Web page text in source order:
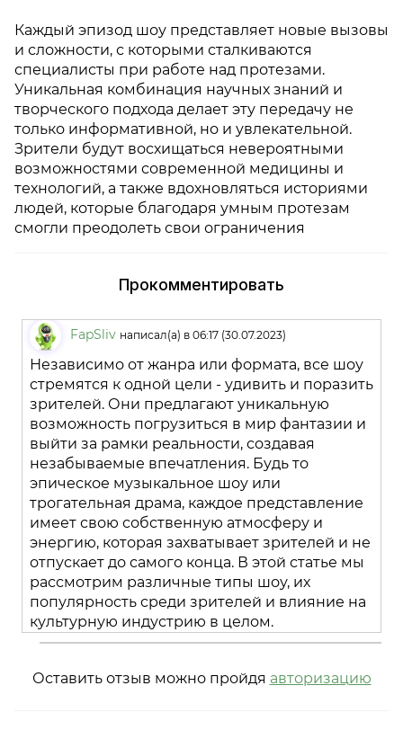
Каждый эпизод шоу представляет новые вызовы
и сложности, с которыми сталкиваются
специалисты при работе над протезами.
Уникальная комбинация научных знаний и
творческого подхода делает эту передачу не
только информативной, но и увлекательной.
Зрители будут восхищаться невероятными
возможностями современной медицины и
технологий, а также вдохновляться историями
людей, которые благодаря умным протезам
смогли преодолеть свои ограничения
Прокомментировать
FapSliv написал(а) в 06:17 (30.07.2023)
Независимо от жанра или формата, все шоу
стремятся к одной цели - удивить и поразить
зрителей. Они предлагают уникальную
возможность погрузиться в мир фантазии и
выйти за рамки реальности, создавая
незабываемые впечатления. Будь то
эпическое музыкальное шоу или
трогательная драма, каждое представление
имеет свою собственную атмосферу и
энергию, которая захватывает зрителей и не
отпускает до самого конца. В этой статье мы
рассмотрим различные типы шоу, их
популярность среди зрителей и влияние на
культурную индустрию в целом.
Оставить отзыв можно пройдя авторизацию